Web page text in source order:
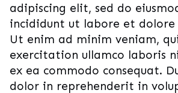
adipiscing elit, sed do
incididunt ut labore et dolore
Ut enim ad minim veniam,
exercitation ullamco laboris
ex ea commodo consequat.
dolor in reprehenderit in